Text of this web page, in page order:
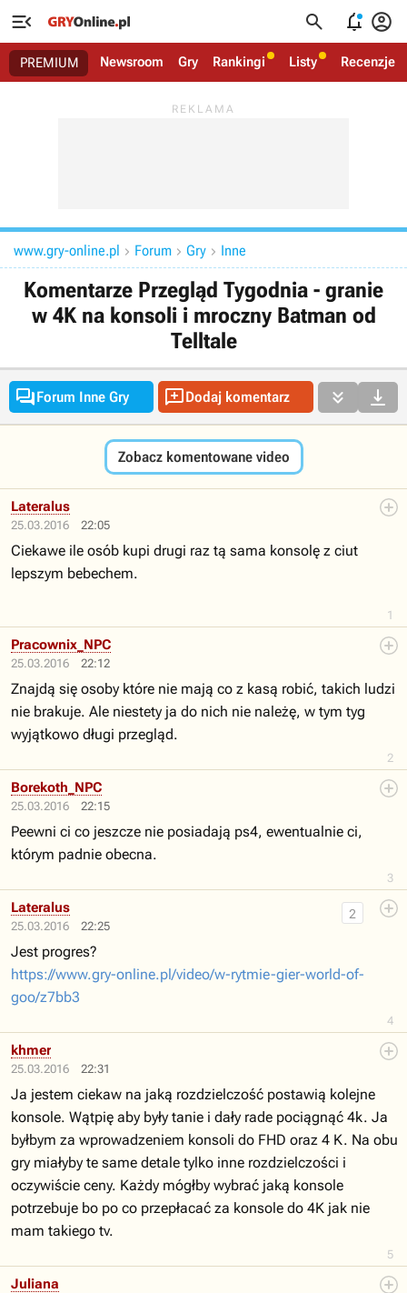
   
PREMIUM Newsroom Gry Rankingi Listy Recenzje
www.gry-online.pl  Forum  Gry  Inne
Komentarze Przegląd Tygodnia - granie
w 4K na konsoli i mroczny Batman od
Telltale
Forum Inne Gry Dodaj komentarz  
Zobacz komentowane video
25.03.2016 22:05
1
Lateralus
Ciekawe ile osób kupi drugi raz tą sama konsolę z ciut
lepszym bebechem.
25.03.2016 22:12
2
Pracownix_NPC
Znajdą się osoby które nie mają co z kasą robić, takich ludzi
nie brakuje. Ale niestety ja do nich nie należę, w tym tyg
wyjątkowo długi przegląd.
25.03.2016 22:15
3
Borekoth_NPC
Peewni ci co jeszcze nie posiadają ps4, ewentualnie ci,
którym padnie obecna.
25.03.2016 22:25
4
2
Lateralus
Jest progres?
https://www.gry-online.pl/video/w-rytmie-gier-world-of-
goo/z7bb3
25.03.2016 22:31
5
khmer
Ja jestem ciekaw na jaką rozdzielczość postawią kolejne
konsole. Wątpię aby były tanie i dały rade pociągnąć 4k. Ja
byłbym za wprowadzeniem konsoli do FHD oraz 4 K. Na obu
gry miałyby te same detale tylko inne rozdzielczości i
oczywiście ceny. Każdy mógłby wybrać jaką konsole
potrzebuje bo po co przepłacać za konsole do 4K jak nie
mam takiego tv.
Juliana